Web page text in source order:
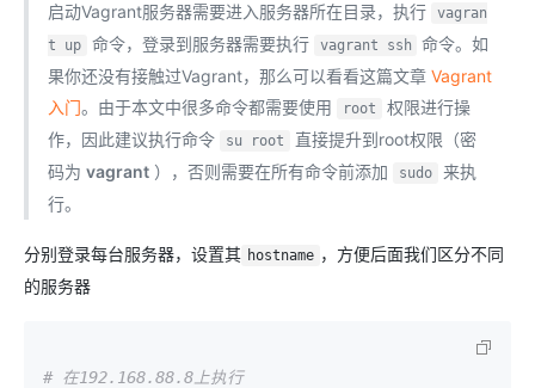
启动Vagrant服务器需要进入服务器所在目录，执行
vagran
t up
命令，登录到服务器需要执行 vagrant ssh
命令。如
果你还没有接触过Vagrant，那么可以看看这篇文章 Vagrant
入门。由于本文中很多命令都需要使用 root
权限进行操
作，因此建议执行命令
su root
直接提升到root权限（密
码为 vagrant ），否则需要在所有命令前添加 sudo
来执
行。
分别登录每台服务器，设置其 hostname ，方便后面我们区分不同
的服务器
# 在192.168.88.8上执行